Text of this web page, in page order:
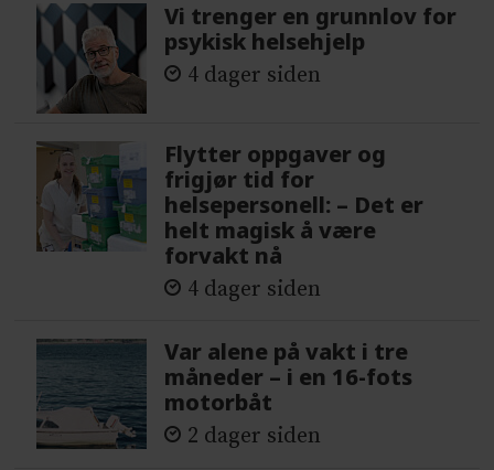
Vi trenger en grunnlov for
psykisk helsehjelp
4 dager siden
Flytter oppgaver og
frigjør tid for
helsepersonell: – Det er
helt magisk å være
forvakt nå
4 dager siden
Var alene på vakt i tre
måneder – i en 16-fots
motorbåt
2 dager siden